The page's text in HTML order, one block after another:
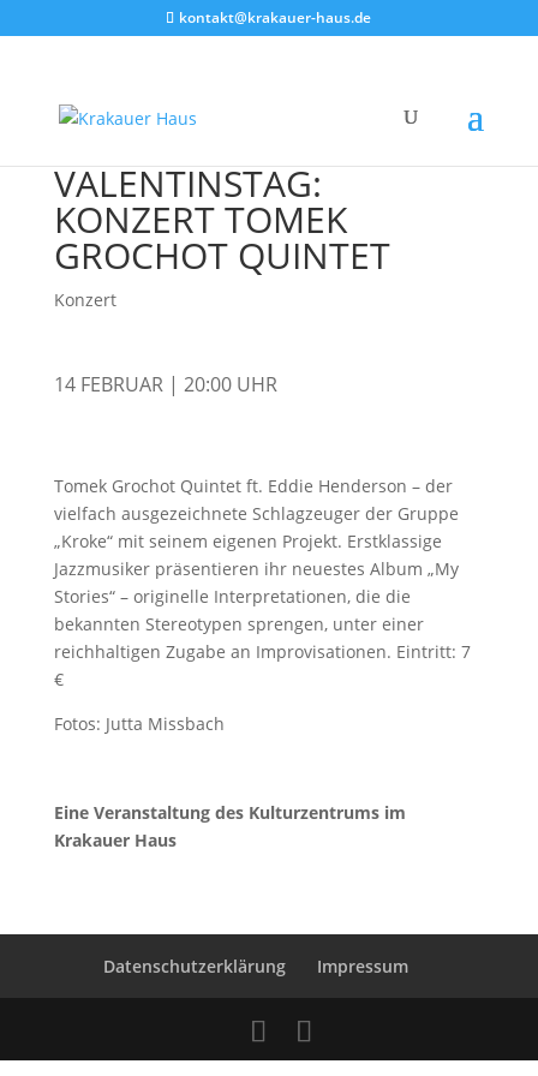
kontakt@krakauer-haus.de
VALENTINSTAG:
KONZERT TOMEK
GROCHOT QUINTET
Konzert
14 FEBRUAR | 20:00 UHR
Tomek Grochot Quintet ft. Eddie Henderson – der
vielfach ausgezeichnete Schlagzeuger der Gruppe
„Kroke“ mit seinem eigenen Projekt. Erstklassige
Jazzmusiker präsentieren ihr neuestes Album „My
Stories“ – originelle Interpretationen, die die
bekannten Stereotypen sprengen, unter einer
reichhaltigen Zugabe an Improvisationen. Eintritt: 7
€
Fotos: Jutta Missbach
Eine Veranstaltung des Kulturzentrums im
Krakauer Haus
Datenschutzerklärung Impressum